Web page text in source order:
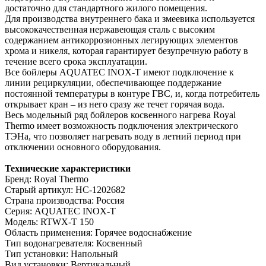
достаточно для стандартного жилого помещения.
Для производства внутреннего бака и змеевика используется
высококачественная нержавеющая сталь с высоким
содержанием антикоррозионных легирующих элементов
хрома и никеля, которая гарантирует безупречную работу в
течение всего срока эксплуатации.
Все бойлеры AQUATEC INOX-T имеют подключение к
линии рециркуляции, обеспечивающее поддержание
постоянной температуры в контуре ГВС, и, когда потребитель
открывает кран – из него сразу же течет горячая вода.
Весь модельный ряд бойлеров косвенного нагрева Royal
Thermo имеет возможность подключения электрического
ТЭНа, что позволяет нагревать воду в летний период при
отключении основного оборудования.
Технические характеристики
Бренд: Royal Thermo
Старый артикул: НС-1202682
Страна производства: Россия
Серия: AQUATEC INOX-T
Модель: RTWX-T 150
Область применения: Горячее водоснабжение
Тип водонагревателя: Косвенный
Тип установки: Напольный